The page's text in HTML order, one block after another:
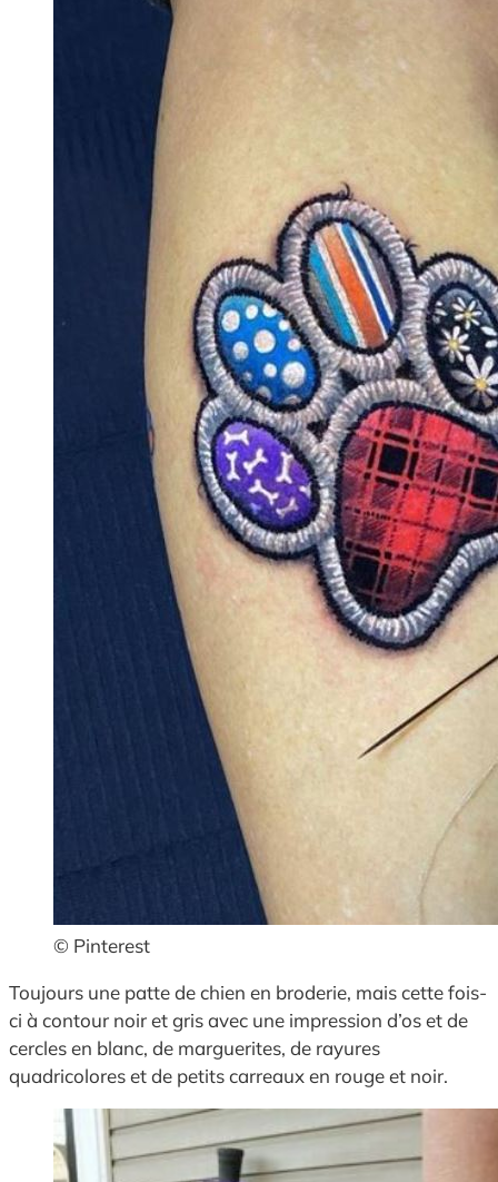
© Pinterest
Toujours une patte de chien en broderie, mais cette fois-
ci à contour noir et gris avec une impression d’os et de
cercles en blanc, de marguerites, de rayures
quadricolores et de petits carreaux en rouge et noir.